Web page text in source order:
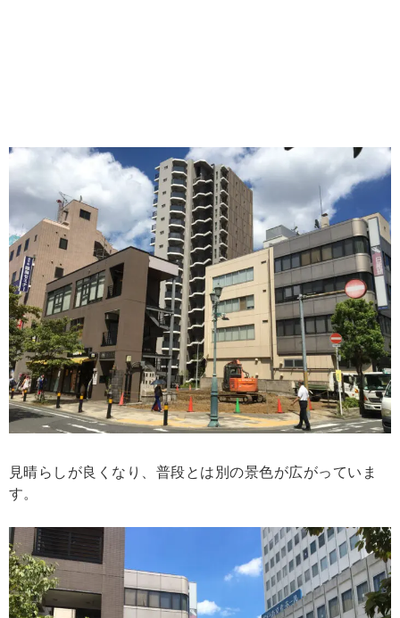
見晴らしが良くなり、普段とは別の景色が広がっていま
す。